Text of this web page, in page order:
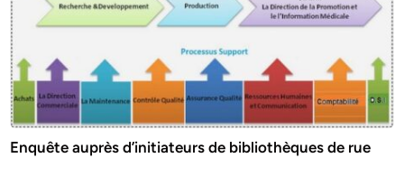
Enquête auprès d’initiateurs de bibliothèques de rue